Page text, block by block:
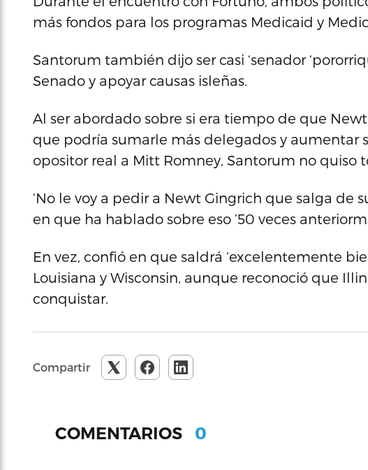
más fondos para los programas Medicaid y
Santorum también dijo ser casi ‘senador
Senado y apoyar causas isleñas.
Al ser abordado sobre si era tiempo de que
que podría sumarle más delegados y aumentar
opositor real a Mitt Romney, Santorum no quiso
‘No le voy a pedir a Newt Gingrich que salga de
en que ha hablado sobre eso ’50 veces
En vez, confió en que saldrá ‘excelentemente
Louisiana y Wisconsin, aunque reconoció que
conquistar.
Compartir
COMENTARIOS 0